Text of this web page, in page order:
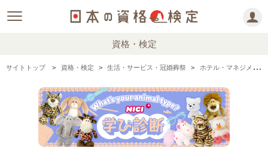
資格・検定
サイトトップ 資格・検定 生活・サービス・冠婚葬祭 ホテル・マネジメント技能検定の情報まとめ・口コミ・体験談